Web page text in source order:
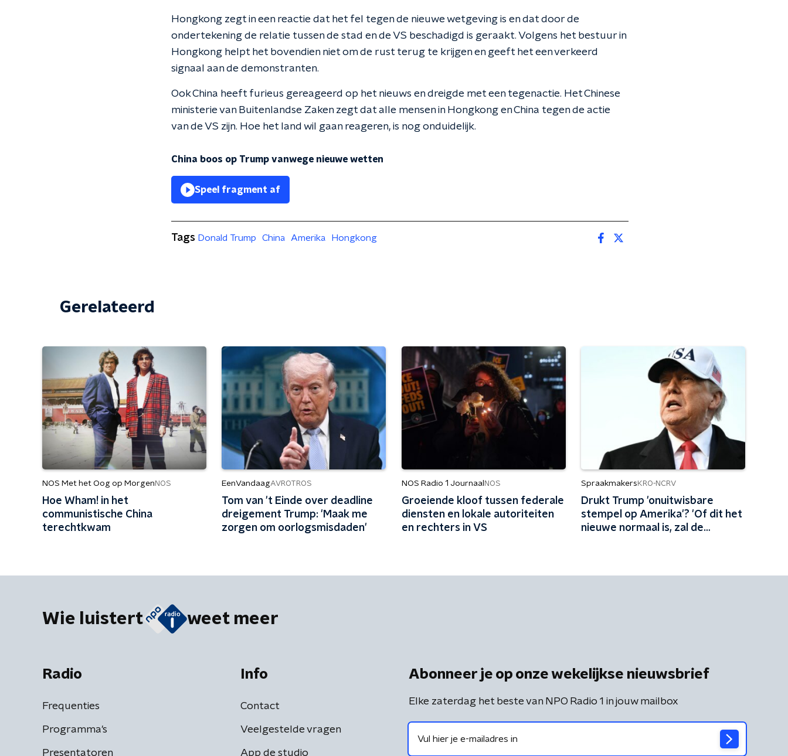
Hongkong zegt in een reactie dat het fel tegen de nieuwe wetgeving is en dat door de
ondertekening de relatie tussen de stad en de VS beschadigd is geraakt. Volgens het bestuur in
Hongkong helpt het bovendien niet om de rust terug te krijgen en geeft het een verkeerd
signaal aan de demonstranten.
Ook China heeft furieus gereageerd op het nieuws en dreigde met een tegenactie. Het Chinese
ministerie van Buitenlandse Zaken zegt dat alle mensen in Hongkong en China tegen de actie
van de VS zijn. Hoe het land wil gaan reageren, is nog onduidelijk.
China boos op Trump vanwege nieuwe wetten
Speel fragment af
Tags Donald Trump China Amerika Hongkong
Gerelateerd
NOS Met het Oog op Morgen NOS
Hoe Wham! in het
communistische China
terechtkwam
EenVandaagAVROTROS
Tom van 't Einde over deadline
dreigement Trump: 'Maak me
zorgen om oorlogsmisdaden'
NOS Radio 1 Journaal NOS
Groeiende kloof tussen federale
diensten en lokale autoriteiten
en rechters in VS
Spraakmakers KRO-NCRV
Drukt Trump 'onuitwisbare
stempel op Amerika'? 'Of dit het
nieuwe normaal is, zal de
Wie luistert weet meer
Radio
Frequenties
Programma's
Presentatoren
Info
Contact
Veelgestelde vragen
App de studio
Abonneer je op onze wekelijkse nieuwsbrief
Elke zaterdag het beste van NPO Radio 1 in jouw mailbox